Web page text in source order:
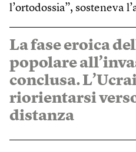
l’ortodossia”, sosteneva
La fase eroica
popolare
conclusa.
riorientarsi
distanza